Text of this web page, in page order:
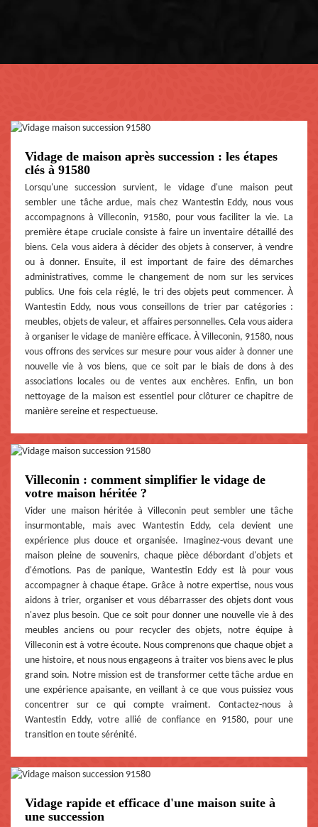
Vidage de maison après succession : les étapes
clés à 91580
Lorsqu'une succession survient, le vidage d'une maison peut
sembler une tâche ardue, mais chez Wantestin Eddy, nous vous
accompagnons à Villeconin, 91580, pour vous faciliter la vie. La
première étape cruciale consiste à faire un inventaire détaillé des
biens. Cela vous aidera à décider des objets à conserver, à vendre
ou à donner. Ensuite, il est important de faire des démarches
administratives, comme le changement de nom sur les services
publics. Une fois cela réglé, le tri des objets peut commencer. À
Wantestin Eddy, nous vous conseillons de trier par catégories :
meubles, objets de valeur, et affaires personnelles. Cela vous aidera
à organiser le vidage de manière efficace. À Villeconin, 91580, nous
vous offrons des services sur mesure pour vous aider à donner une
nouvelle vie à vos biens, que ce soit par le biais de dons à des
associations locales ou de ventes aux enchères. Enfin, un bon
nettoyage de la maison est essentiel pour clôturer ce chapitre de
manière sereine et respectueuse.
Villeconin : comment simplifier le vidage de
votre maison héritée ?
Vider une maison héritée à Villeconin peut sembler une tâche
insurmontable, mais avec Wantestin Eddy, cela devient une
expérience plus douce et organisée. Imaginez-vous devant une
maison pleine de souvenirs, chaque pièce débordant d'objets et
d'émotions. Pas de panique, Wantestin Eddy est là pour vous
accompagner à chaque étape. Grâce à notre expertise, nous vous
aidons à trier, organiser et vous débarrasser des objets dont vous
n'avez plus besoin. Que ce soit pour donner une nouvelle vie à des
meubles anciens ou pour recycler des objets, notre équipe à
Villeconin est à votre écoute. Nous comprenons que chaque objet a
une histoire, et nous nous engageons à traiter vos biens avec le plus
grand soin. Notre mission est de transformer cette tâche ardue en
une expérience apaisante, en veillant à ce que vous puissiez vous
concentrer sur ce qui compte vraiment. Contactez-nous à
Wantestin Eddy, votre allié de confiance en 91580, pour une
transition en toute sérénité.
Vidage rapide et efficace d'une maison suite à
une succession